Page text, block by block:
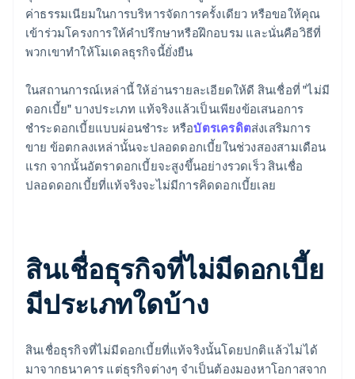
ค่าธรรมเนียมในการบริหารจัดการครั้งเดียว หรือขอให้คุณ
เข้าร่วมโครงการให้คำปรึกษาหรือฝึกอบรม และนั่นคือวิธีที่
พวกเขาทำให้โมเดลธุรกิจนี้ยั่งยืน
ในสถานการณ์เหล่านี้ ให้อ่านรายละเอียดให้ดี สินเชื่อที่ "ไม่มี
ดอกเบี้ย" บางประเภท แท้จริงแล้วเป็นเพียงข้อเสนอการ
ชำระดอกเบี้ยแบบผ่อนชำระ หรือบัตรเครดิตส่งเสริมการ
ขาย ข้อตกลงเหล่านั้นจะปลอดดอกเบี้ยในช่วงสองสามเดือน
แรก จากนั้นอัตราดอกเบี้ยจะสูงขึ้นอย่างรวดเร็ว สินเชื่อ
ปลอดดอกเบี้ยที่แท้จริงจะไม่มีการคิดดอกเบี้ยเลย
สินเชื่อธุรกิจที่ไม่มีดอกเบี้ย
มีประเภทใดบ้าง
สินเชื่อธุรกิจที่ไม่มีดอกเบี้ยที่แท้จริงนั้นโดยปกติแล้วไม่ได้
มาจากธนาคาร แต่ธุรกิจต่างๆ จำเป็นต้องมองหาโอกาสจาก